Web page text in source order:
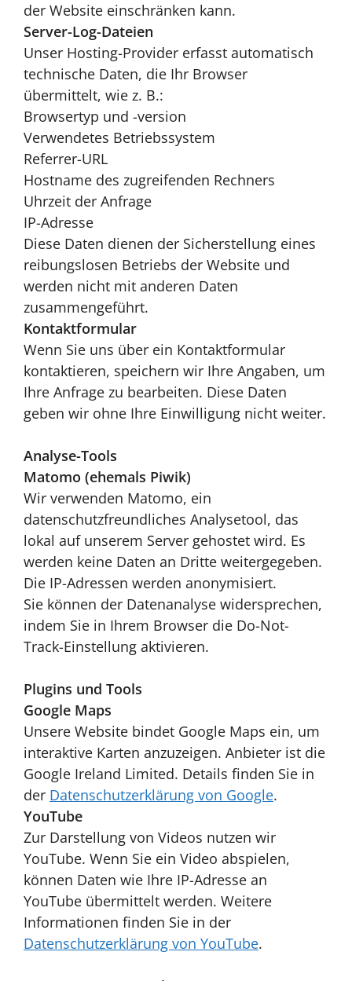
der Website einschränken kann.
Server-Log-Dateien
Unser Hosting-Provider erfasst automatisch
technische Daten, die Ihr Browser
übermittelt, wie z. B.:
Browsertyp und -version
Verwendetes Betriebssystem
Referrer-URL
Hostname des zugreifenden Rechners
Uhrzeit der Anfrage
IP-Adresse
Diese Daten dienen der Sicherstellung eines
reibungslosen Betriebs der Website und
werden nicht mit anderen Daten
zusammengeführt.
Kontaktformular
Wenn Sie uns über ein Kontaktformular
kontaktieren, speichern wir Ihre Angaben, um
Ihre Anfrage zu bearbeiten. Diese Daten
geben wir ohne Ihre Einwilligung nicht weiter.
Analyse-Tools
Matomo (ehemals Piwik)
Wir verwenden Matomo, ein
datenschutzfreundliches Analysetool, das
lokal auf unserem Server gehostet wird. Es
werden keine Daten an Dritte weitergegeben.
Die IP-Adressen werden anonymisiert.
Sie können der Datenanalyse widersprechen,
indem Sie in Ihrem Browser die Do-Not-
Track-Einstellung aktivieren.
Plugins und Tools
Google Maps
Unsere Website bindet Google Maps ein, um
interaktive Karten anzuzeigen. Anbieter ist die
Google Ireland Limited. Details finden Sie in
der Datenschutzerklärung von Google.
YouTube
Zur Darstellung von Videos nutzen wir
YouTube. Wenn Sie ein Video abspielen,
können Daten wie Ihre IP-Adresse an
YouTube übermittelt werden. Weitere
Informationen finden Sie in der
Datenschutzerklärung von YouTube.